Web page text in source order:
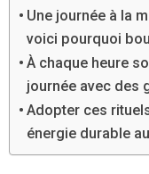
Une journée à la
voici pourquoi
À chaque heure
journée avec des
Adopter ces
énergie durable